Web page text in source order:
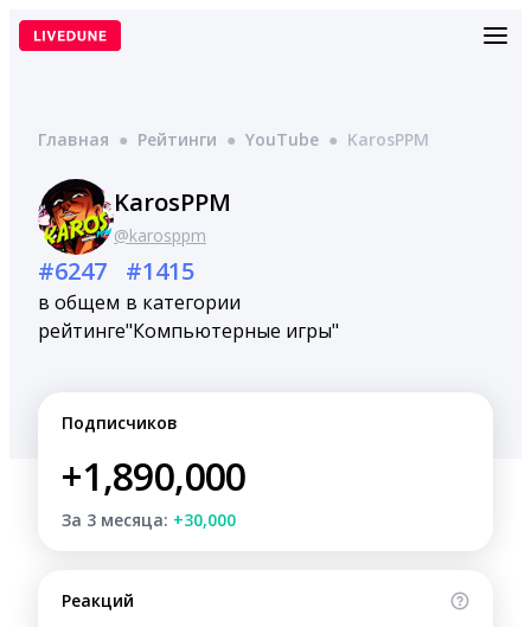
Перейти
Главная ● Рейтинги ● YouTube ● KarosPPM
KarosPPM
@karosppm
#6247
в общем
рейтинге
#1415
в категории
"Компьютерные игры"
Подписчиков
+1,890,000
За 3 месяца: +30,000
Реакций